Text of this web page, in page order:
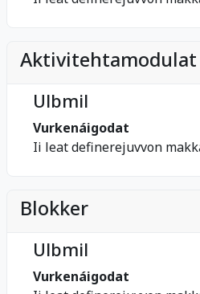
Aktivitehtamodulat
Ulbmil
Vurkenáigodat
Ii leat definerejuvvon
Blokker
Ulbmil
Vurkenáigodat